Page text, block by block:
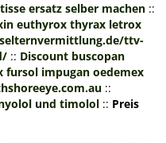
ersatz selber machen ::
euthyrox thyrax letrox
ttv-
:: Discount buscopan
fursol impugan oedemex
::
und timolol :: Preis